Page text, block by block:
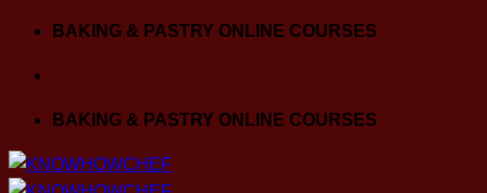
Skip
content
BAKING & PASTRY ONLINE COURSES
BAKING & PASTRY ONLINE COURSES